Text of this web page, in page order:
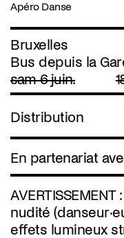
Apéro Danse
Bruxelles
Bus depuis la
sam 6 juin.
Distribution
En partenariat
nudité
effets lumineux